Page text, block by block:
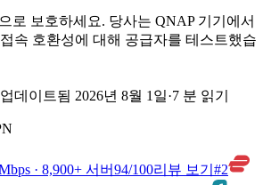
로 보호하세요. 당사는 QNAP 기기에서
속 호환성에 대해 공급자를 테스트했습
업데이트됨 2026년 8월 1일·7 분 읽기
· 8,900+ 서버94/100리뷰 보기 #2